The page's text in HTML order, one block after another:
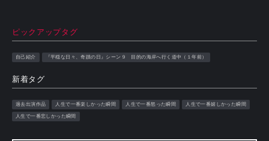
ピックアップタグ
自己紹介 『平穏な日々、奇蹟の日』シーン９ 目的の海岸へ行く道中（１年前）
新着タグ
過去出演作品 人生で一番楽しかった瞬間 人生で一番怒った瞬間 人生で一番嬉しかった瞬間
人生で一番悲しかった瞬間